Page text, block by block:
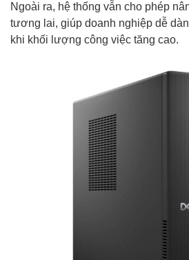
Ngoài ra, hệ thống vẫn cho phép
tương lai, giúp doanh nghiệp dễ
khi khối lượng công việc tăng cao.